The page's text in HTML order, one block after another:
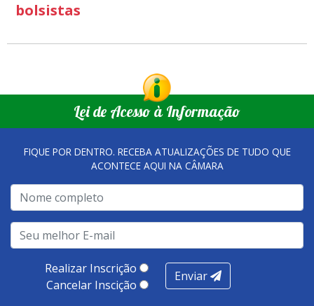
bolsistas
Lei de Acesso à Informação
FIQUE POR DENTRO. RECEBA ATUALIZAÇÕES DE TUDO QUE
ACONTECE AQUI NA CÂMARA
Realizar Inscrição
Cancelar Inscição
Enviar